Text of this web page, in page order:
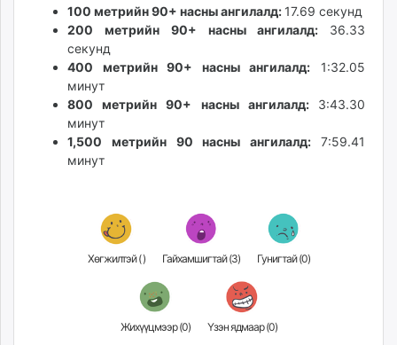
100 метрийн 90+ насны ангилалд: 17.69 секунд
200
метрийн 90+ насны ангилалд: 36.33
секунд
400 метрийн 90+ насны ангилалд: 1:32.05
минут
800 метрийн 90+ насны ангилалд: 3:43.30
минут
1,500 метрийн 90 насны ангилалд: 7:59.41
минут
Хөгжилтэй () Гайхамшигтай (3) Гунигтай (0)
Жихүүцмээр (0) Үзэн ядмаар (0)